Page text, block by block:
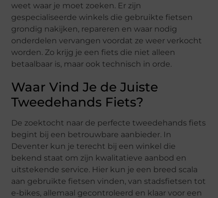
weet waar je moet zoeken. Er zijn
gespecialiseerde winkels die gebruikte fietsen
grondig nakijken, repareren en waar nodig
onderdelen vervangen voordat ze weer verkocht
worden. Zo krijg je een fiets die niet alleen
betaalbaar is, maar ook technisch in orde.
Waar Vind Je de Juiste
Tweedehands Fiets?
De zoektocht naar de perfecte tweedehands fiets
begint bij een betrouwbare aanbieder. In
Deventer kun je terecht bij een winkel die
bekend staat om zijn kwalitatieve aanbod en
uitstekende service. Hier kun je een breed scala
aan gebruikte fietsen vinden, van stadsfietsen tot
e-bikes, allemaal gecontroleerd en klaar voor een